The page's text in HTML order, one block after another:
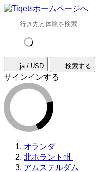
ja / USD 検索する
サインインする
オランダ
北ホラント州
アムステルダム